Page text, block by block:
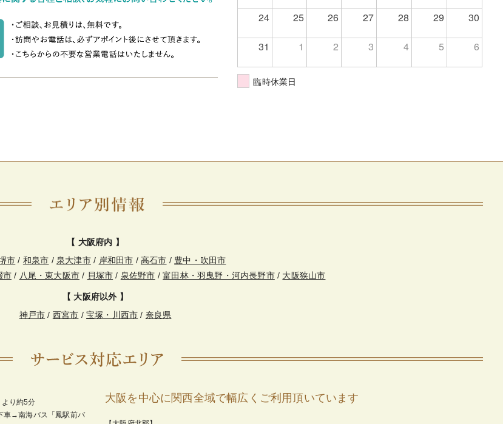
24 25 26 27 28 29 30
31 1 2 3 4 5 6
臨時休業日
【 大阪府内 】
市 / 和泉市 / 泉大津市/ 岸和田市 / 高石市 / 豊中・吹田市
市/ 八尾・東大阪市/ 貝塚市 / 泉佐野市 /富田林・羽曳野・河内長野市/ 大阪狭山市
【 大阪府以外 】
神戸市 / 西宮市 / 宝塚・川西市 / 奈良県
り約5分
車→南海バス「鳳駅前バ
大阪を中心に関西全域で幅広くご利用頂いています